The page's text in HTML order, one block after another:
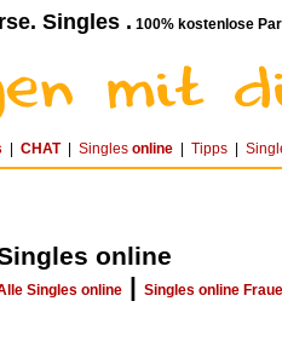
Singles . 100% kostenlose
CHAT| Singles online Tipps
online
Singles online | Singles online